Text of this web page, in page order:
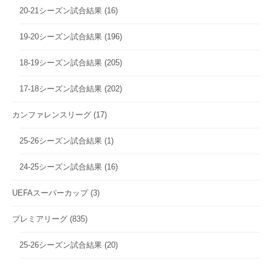
20-21シーズン試合結果 (16)
19-20シーズン試合結果 (196)
18-19シーズン試合結果 (205)
17-18シーズン試合結果 (202)
カンファレンスリーグ (17)
25-26シーズン試合結果 (1)
24-25シーズン試合結果 (16)
UEFAスーパーカップ(3)
プレミアリーグ (835)
25-26シーズン試合結果 (20)